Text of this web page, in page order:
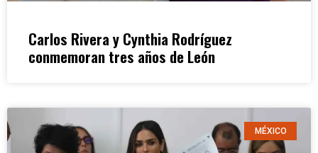
Carlos Rivera y Cynthia Rodríguez
conmemoran tres años de León
MÉXICO